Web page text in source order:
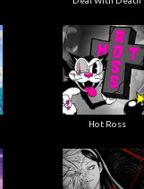
Hot Ross